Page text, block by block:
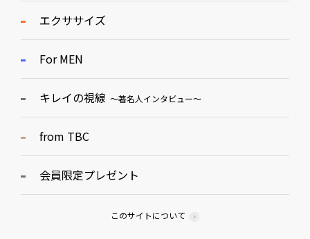
エクササイズ
For MEN
キレイの視線 ～著名人インタビュー～
from TBC
会員限定プレゼント
このサイトについて